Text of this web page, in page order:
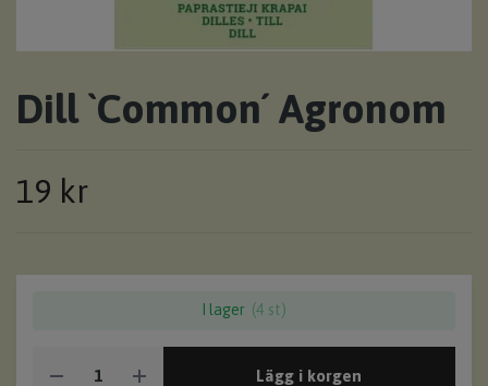
Dill `Common´ Agronom
19 kr
I lager (4 st)
Lägg i korgen